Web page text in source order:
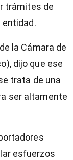
trámites de
entidad.
la Cámara de
dijo que ese
trata de una
ser altamente
esfuerzos